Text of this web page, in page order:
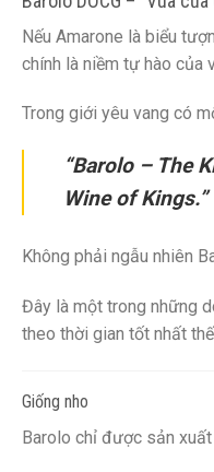
Nếu Amarone là biểu
chính là niềm tự hào của
Trong giới yêu vang có
“Barolo – The
Wine of Kings.”
Không phải ngẫu nhiên
Đây là một trong những
theo thời gian tốt nhất
Giống nho
Barolo chỉ được sản